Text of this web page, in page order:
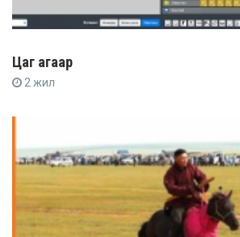
Цаг агаар
2 жил